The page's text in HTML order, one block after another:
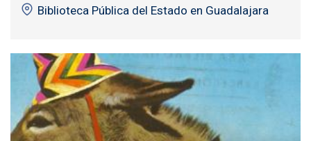
Biblioteca Pública del Estado en Guadalajara